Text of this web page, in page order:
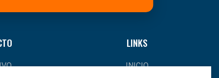
LINKS
INICIO